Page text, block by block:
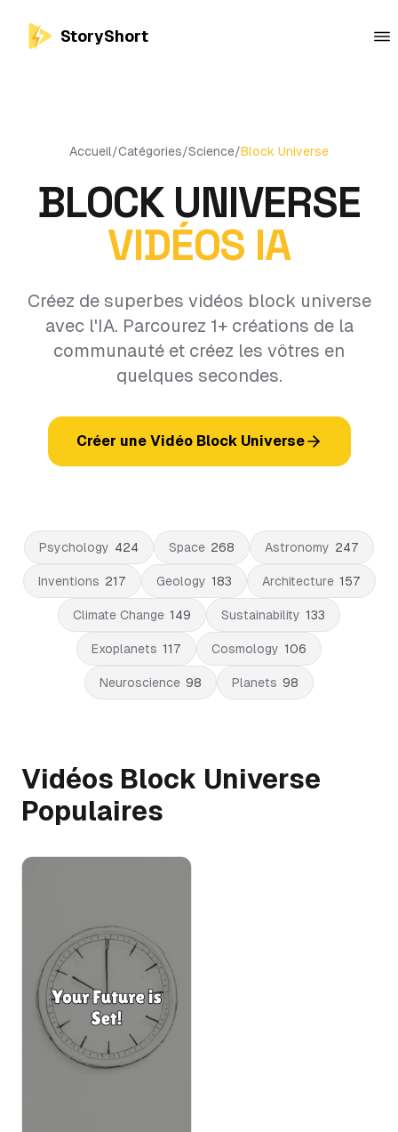
StoryShort
Accueil/Catégories/Science/Block Universe
BLOCK UNIVERSE
VIDÉOS IA
Créez de superbes vidéos block universe
avec l'IA. Parcourez 1+ créations de la
communauté et créez les vôtres en
quelques secondes.
Créer une Vidéo Block Universe
Psychology 424 Space 268 Astronomy 247
Inventions 217 Geology 183 Architecture 157
Climate Change 149 Sustainability 133
Exoplanets 117 Cosmology 106
Neuroscience 98 Planets 98
Vidéos Block Universe
Populaires